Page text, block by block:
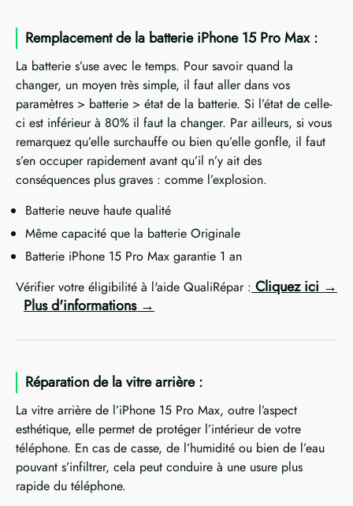
Remplacement de la batterie iPhone 15 Pro Max :
La batterie s’use avec le temps. Pour savoir quand la
changer, un moyen très simple, il faut aller dans vos
paramètres > batterie > état de la batterie. Si l’état de celle-
ci est inférieur à 80% il faut la changer. Par ailleurs, si vous
remarquez qu’elle surchauffe ou bien qu’elle gonfle, il faut
s’en occuper rapidement avant qu’il n’y ait des
conséquences plus graves : comme l’explosion.
Batterie neuve haute qualité
Même capacité que la batterie Originale
Batterie iPhone 15 Pro Max garantie 1 an
Vérifier votre éligibilité à l'aide QualiRépar : Cliquez ici
Plus d'informations
Réparation de la vitre arrière :
La vitre arrière de l’iPhone 15 Pro Max, outre l’aspect
esthétique, elle permet de protéger l’intérieur de votre
téléphone. En cas de casse, de l’humidité ou bien de l’eau
pouvant s’infiltrer, cela peut conduire à une usure plus
rapide du téléphone.